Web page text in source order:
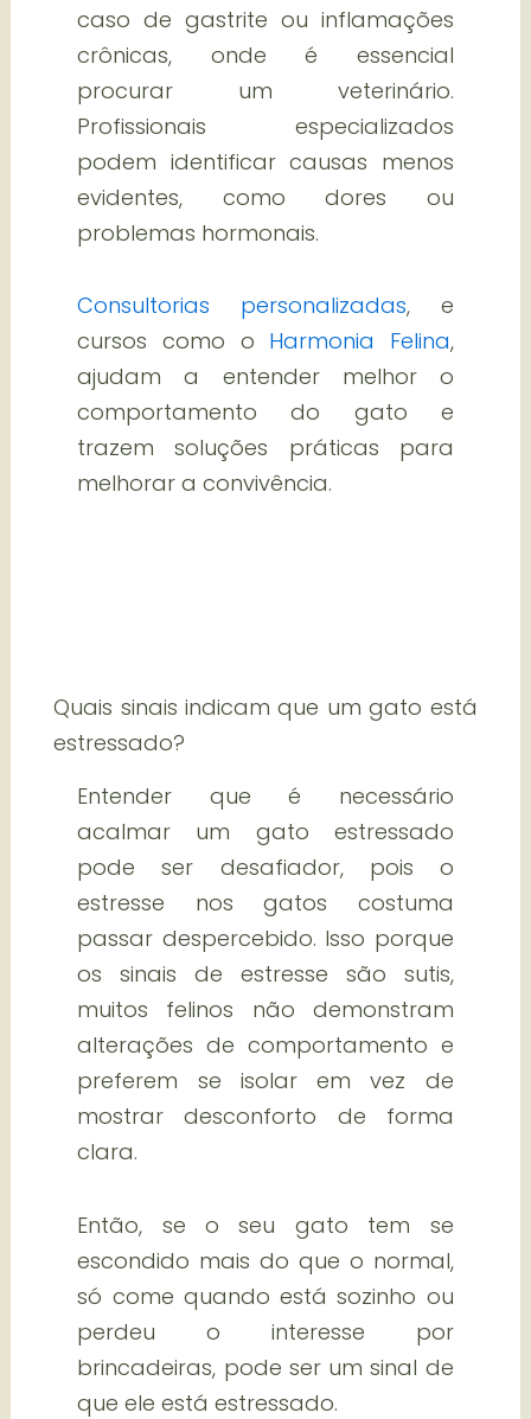
caso de gastrite ou inflamações
crônicas, onde é essencial
procurar um veterinário.
Profissionais especializados
podem identificar causas menos
evidentes, como dores ou
problemas hormonais.
Consultorias personalizadas, e
cursos como o Harmonia Felina,
ajudam a entender melhor o
comportamento do gato e
trazem soluções práticas para
melhorar a convivência.
Quais sinais indicam que um gato está
estressado?
Entender que é necessário
acalmar um gato estressado
pode ser desafiador, pois o
estresse nos gatos costuma
passar despercebido. Isso porque
os sinais de estresse são sutis,
muitos felinos não demonstram
alterações de comportamento e
preferem se isolar em vez de
mostrar desconforto de forma
clara.
Então, se o seu gato tem se
escondido mais do que o normal,
só come quando está sozinho ou
perdeu o interesse por
brincadeiras, pode ser um sinal de
que ele está estressado.